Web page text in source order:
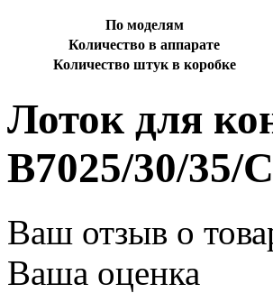
По моделям
Количество в аппарате
Количество штук в коробке
Лоток для
B7025/30/35/
Ваш отзыв о
Ваша оценка